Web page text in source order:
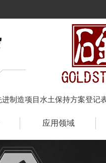
制造项目水土保持方案登记
应用领域